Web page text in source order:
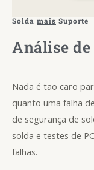
Solda mais Suporte
Análise
Nada é tão caro
quanto uma falha
de segurança de
solda e testes de
falhas.